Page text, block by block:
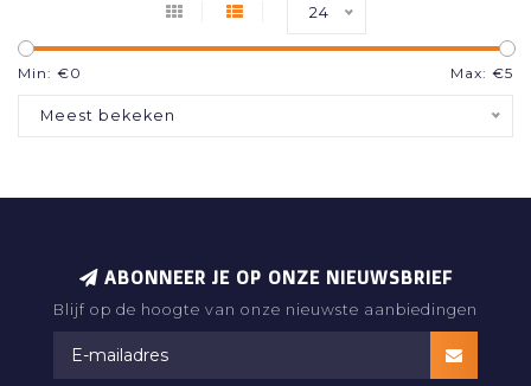
24
Min: €0 Max: €5
Meest bekeken
ABONNEER JE OP ONZE NIEUWSBRIEF
Blijf op de hoogte van onze nieuwste aanbiedingen